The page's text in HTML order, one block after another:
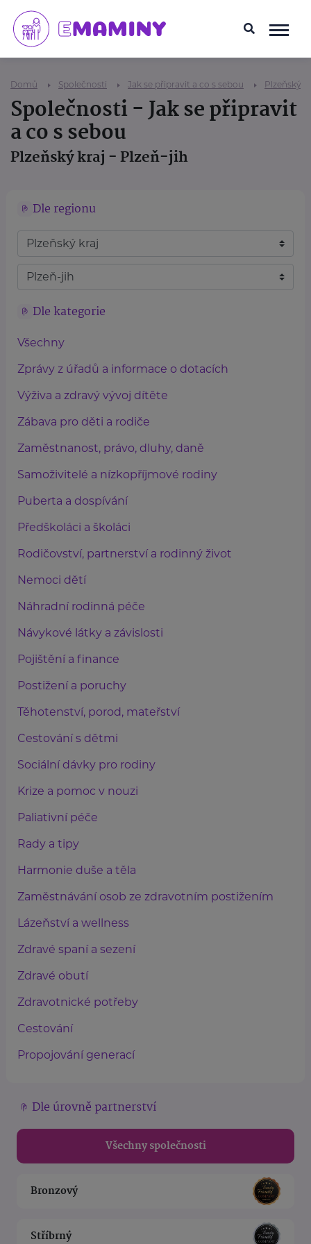
Domů Společnosti Jak se připravit a co s sebou Plzeňský
Společnosti - Jak se připravit
a co s sebou
Plzeňský kraj - Plzeň-jih
Dle regionu
Dle kategorie
Všechny
Zprávy z úřadů a informace o dotacích
Výživa a zdravý vývoj dítěte
Zábava pro děti a rodiče
Zaměstnanost, právo, dluhy, daně
Samoživitelé a nízkopříjmové rodiny
Puberta a dospívání
Předškoláci a školáci
Rodičovství, partnerství a rodinný život
Nemoci dětí
Náhradní rodinná péče
Návykové látky a závislosti
Pojištění a finance
Postižení a poruchy
Těhotenství, porod, mateřství
Cestování s dětmi
Sociální dávky pro rodiny
Krize a pomoc v nouzi
Paliativní péče
Rady a tipy
Harmonie duše a těla
Zaměstnávání osob ze zdravotním postižením
Lázeňství a wellness
Zdravé spaní a sezení
Zdravé obutí
Zdravotnické potřeby
Cestování
Propojování generací
Dle úrovně partnerství
Všechny společnosti
Bronzový
Stříbrný